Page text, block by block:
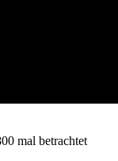
mal betrachtet